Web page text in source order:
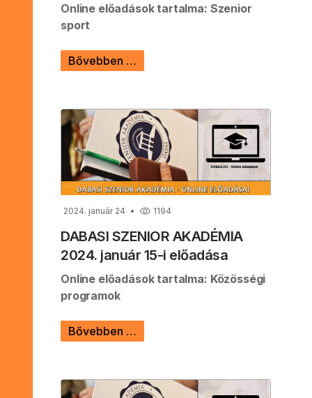
Online előadások tartalma: Szenior
sport
Bővebben …
2024. január 24 1194
DABASI SZENIOR AKADÉMIA
2024. január 15-i előadása
Online előadások tartalma: Közösségi
programok
Bővebben …